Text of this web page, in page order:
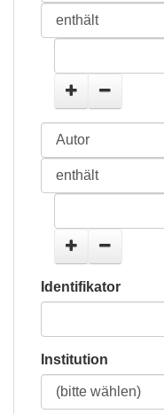
Identifikator
Institution